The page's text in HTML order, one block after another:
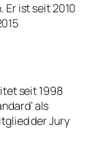
Er ist seit 2010
seit 1998
als
der Jury